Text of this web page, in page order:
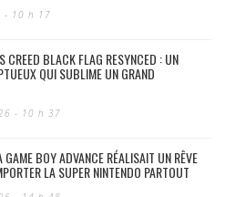
- 10 h 17
CREED BLACK FLAG RESYNCED : UN
QUI SUBLIME UN GRAND
- 10 h 37
BOY ADVANCE RÉALISAIT UN RÊVE
LA SUPER NINTENDO PARTOUT